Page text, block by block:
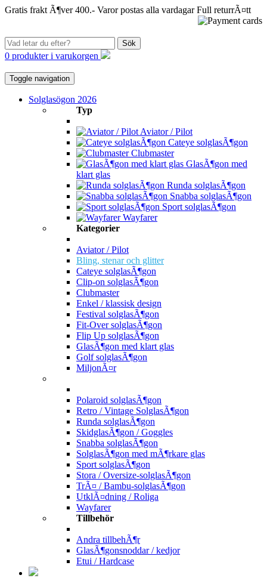
Gratis frakt Ã¶ver 400.- Varor postas alla vardagar Full returrÃ¤tt
Sök
0 produkter i varukorgen
Toggle navigation
Solglasögon 2026
Typ
Aviator / Pilot
Cateye solglasÃ¶gon
Clubmaster
GlasÃ¶gon med
klart glas
Runda solglasÃ¶gon
Snabba solglasÃ¶gon
Sport solglasÃ¶gon
Wayfarer
Kategorier
Aviator / Pilot
Bling, stenar och glitter
Cateye solglasÃ¶gon
Clip-on solglasÃ¶gon
Clubmaster
Enkel / klassisk design
Festival solglasÃ¶gon
Fit-Over solglasÃ¶gon
Flip Up solglasÃ¶gon
GlasÃ¶gon med klart glas
Golf solglasÃ¶gon
MiljonÃ¤r
Polaroid solglasÃ¶gon
Retro / Vintage SolglasÃ¶gon
Runda solglasÃ¶gon
SkidglasÃ¶gon / Goggles
Snabba solglasÃ¶gon
SolglasÃ¶gon med mÃ¶rkare glas
Sport solglasÃ¶gon
Stora / Oversize-solglasÃ¶gon
TrÃ¤ / Bambu-solglasÃ¶gon
UtklÃ¤dning / Roliga
Wayfarer
Tillbehör
Andra tillbehÃ¶r
GlasÃ¶gonsnoddar / kedjor
Etui / Hardcase